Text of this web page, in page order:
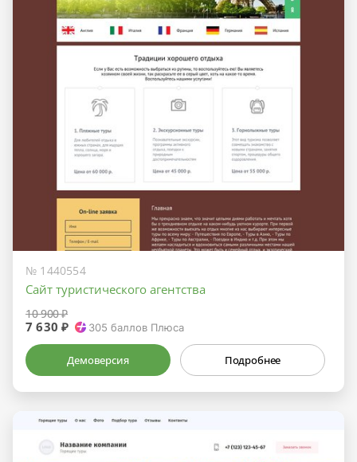
№ 1440554
Сайт туристического агентства
10 900 ₽
7 630 ₽ 305 баллов Плюса
Демоверсия Подробнее